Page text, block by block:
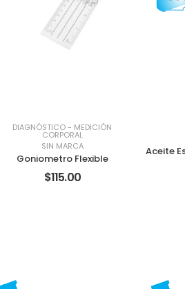
DIAGNÓSTICO- MEDICIÓN
CORPORAL
SIN MARCA
Goniometro Flexible
$115.00